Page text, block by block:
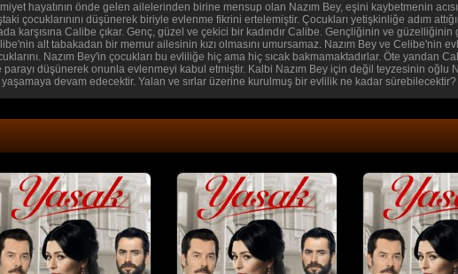
hayatının önde gelen ailelerinden birine mensup olan Nazım Bey, eşini kaybetmenin
çocuklarınını düşünerek biriyle evlenme fikrini ertelemiştir. Çocukları yetişkinliğe adım
karşısına Calibe çıkar. Genç, güzel ve çekici bir kadındır Calibe. Gençliğinin ve
alt tabakadan bir memur ailesinin kızı olmasını umursamaz. Nazım Bey ve Celibe'nin
Nazım Bey'in çocukları bu evliliğe hiç ama hiç sıcak bakmamaktadırlar. Öte yandan
düşünerek onunla evlenmeyi kabul etmiştir. Kalbi Nazım Bey için değil teyzesinin oğlu
devam edecektir. Yalan ve sırlar üzerine kurulmuş bir evlilik ne kadar sürebilecektir?